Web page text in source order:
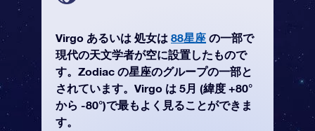
Virgo あるいは 処女は 88星座 の一部で
現代の天文学者が空に設置したもので
す。Zodiac の星座のグループの一部と
されています。Virgo は 5月 (緯度 +80°
から -80°)で最もよく見ることができま
す。